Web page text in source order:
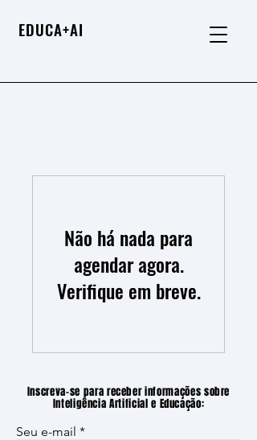
EDUCA+AI
Não há nada para
agendar agora.
Verifique em breve.
Inscreva-se para receber informações sobre
Inteligência Artificial e Educação:
Seu e-mail